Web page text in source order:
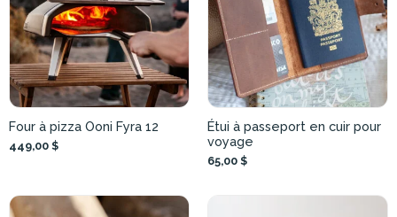
Four à pizza Ooni Fyra 12
449,00 $
Étui à passeport en cuir pour
voyage
65,00 $